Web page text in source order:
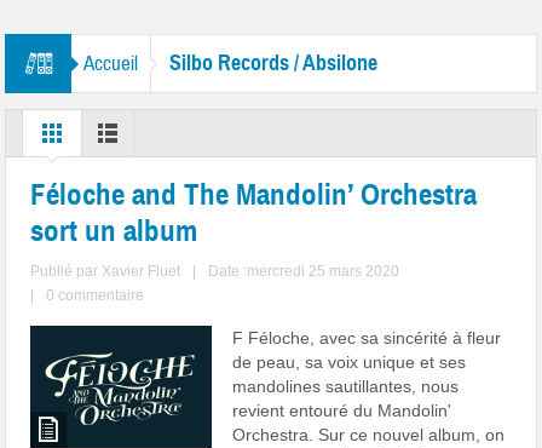
Accueil Silbo Records / Absilone
Féloche and The Mandolin’ Orchestra
sort un album
Publié par Xavier Fluet
Date :mercredi 25 mars 2020
0 commentaire
F Féloche, avec sa sincérité à fleur
de peau, sa voix unique et ses
mandolines sautillantes, nous
revient entouré du Mandolin'
Orchestra. Sur ce nouvel album, on